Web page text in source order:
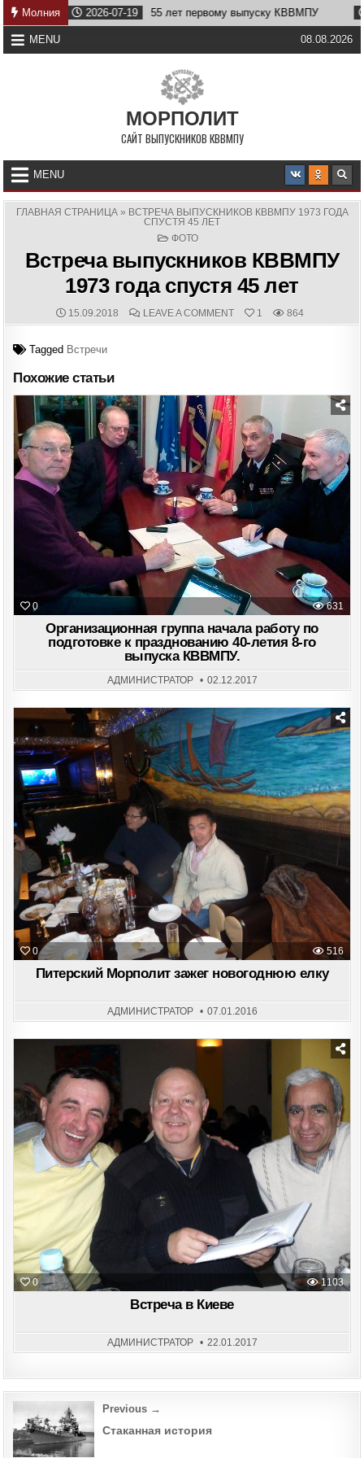
Skip
to
content
Молния2026-07-19 55 лет первому выпуску КВВМПУ
MENU 08.08.2026
МОРПОЛИТ
САЙТ ВЫПУСКНИКОВ КВВМПУ
MENU
ГЛАВНАЯ СТРАНИЦА» ВСТРЕЧА ВЫПУСКНИКОВ КВВМПУ 1973 ГОДА
СПУСТЯ 45 ЛЕТ
POSTED
ФОТО
Встреча выпускников КВВМПУ
1973 года спустя 45 лет
PUBLISHED
DATE:
15.09.2018 COMMENTS:
LEAVE A COMMENTON
ВСТРЕЧА
1 864
Tagged Встречи
Похожие статьи
0 631
Posted
in
Организационная группа начала работу по
подготовке к празднованию 40-летия 8-го
выпуска КВВМПУ.
АДМИНИСТРАТОР 02.12.2017
0 516
Posted
in
Питерский Морполит зажег новогоднюю елку
АДМИНИСТРАТОР 07.01.2016
0 1103
Posted
in
Встреча в Киеве
АДМИНИСТРАТОР 22.01.2017
Post
navigation
Previous →
Стаканная история